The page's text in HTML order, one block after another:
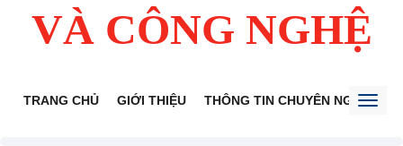
VÀ CÔNG NGHỆ
TRANG CHỦ GIỚI THIỆU THÔNG TIN CHUYÊN NGÀNH